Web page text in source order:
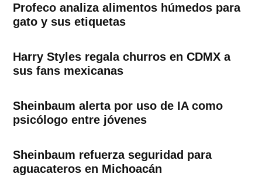
Profeco analiza alimentos húmedos para
gato y sus etiquetas
Harry Styles regala churros en CDMX a
sus fans mexicanas
Sheinbaum alerta por uso de IA como
psicólogo entre jóvenes
Sheinbaum refuerza seguridad para
aguacateros en Michoacán